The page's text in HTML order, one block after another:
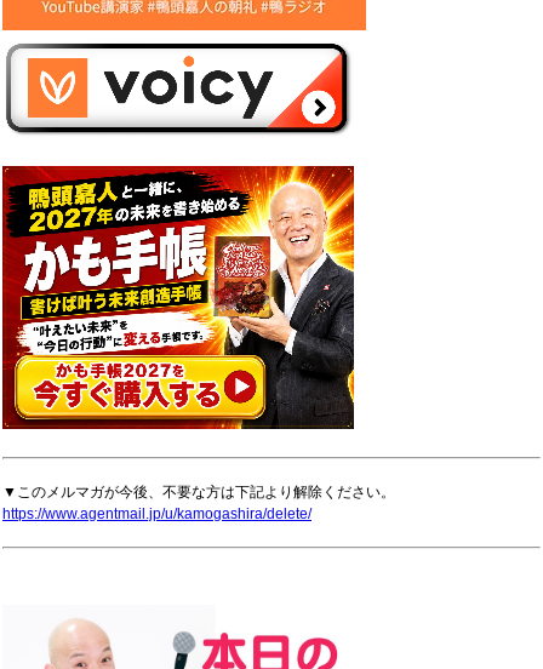
▼このメルマガが今後、不要な方は下記より解除ください。
https://www.agentmail.jp/u/kamogashira/delete/